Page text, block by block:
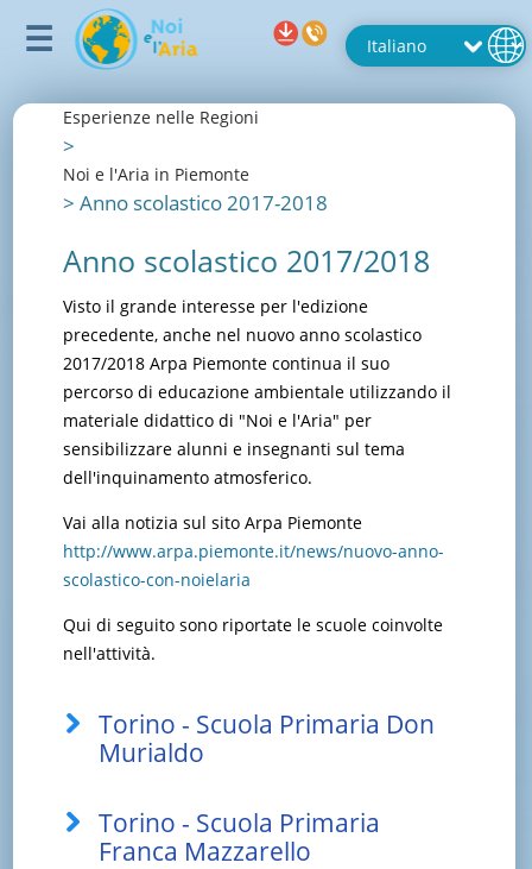
Esperienze nelle Regioni
>
Noi e l'Aria in Piemonte
>Anno scolastico 2017-2018
Anno scolastico 2017/2018
Visto il grande interesse per l'edizione
precedente, anche nel nuovo anno scolastico
2017/2018 Arpa Piemonte continua il suo
percorso di educazione ambientale utilizzando il
materiale didattico di "Noi e l'Aria" per
sensibilizzare alunni e insegnanti sul tema
dell'inquinamento atmosferico.
Vai alla notizia sul sito Arpa Piemonte
http://www.arpa.piemonte.it/news/nuovo-anno-
scolastico-con-noielaria
Qui di seguito sono riportate le scuole coinvolte
nell'attività.
Torino - Scuola Primaria Don
Murialdo
Torino - Scuola Primaria
Franca Mazzarello